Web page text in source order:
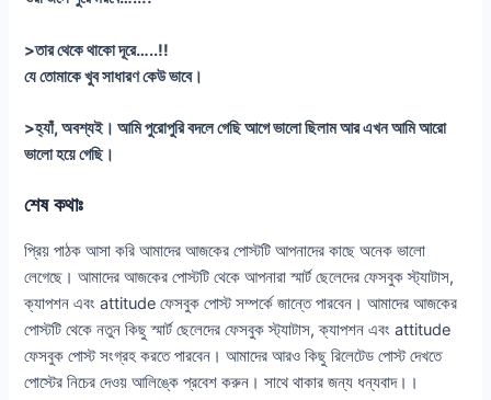
>তার থেকে থাকো দূরে…..!!
যে তোমাকে খুব সাধারণ কেউ ভাবে।
>হ্যাঁ, অবশ্যই। আমি পুরোপুরি বদলে গেছি আগে ভালো ছিলাম আর এখন আমি আরো
ভালো হয়ে গেছি।
শেষ কথাঃ
প্রিয় পাঠক আসা করি আমাদের আজকের পোস্টটি আপনাদের কাছে অনেক ভালো
লেগেছে। আমাদের আজকের পোস্টটি থেকে আপনারা স্মার্ট ছেলেদের ফেসবুক স্ট্যাটাস,
ক্যাপশন এবং attitude ফেসবুক পোস্ট সম্পর্কে জান্তে পারবেন। আমাদের আজকের
পোস্টটি থেকে নতুন কিছু স্মার্ট ছেলেদের ফেসবুক স্ট্যাটাস, ক্যাপশন এবং attitude
ফেসবুক পোস্ট সংগ্রহ করতে পারবেন। আমাদের আরও কিছু রিলেটেড পোস্ট দেখতে
পোস্টের নিচের দেওয় আলিঙ্কে প্রবেশ করুন। সাথে থাকার জন্য ধন্যবাদ।।